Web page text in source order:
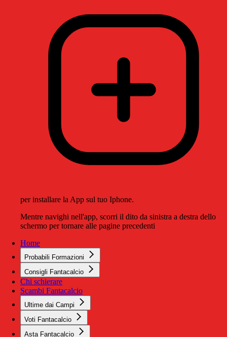
per installare la App sul tuo Iphone.
Mentre navighi nell'app, scorri il dito da sinistra a destra dello
schermo per tornare alle pagine precedenti
Home
Probabili Formazioni
Consigli Fantacalcio
Chi schierare
Scambi Fantacalcio
Ultime dai Campi
Voti Fantacalcio
Asta Fantacalcio